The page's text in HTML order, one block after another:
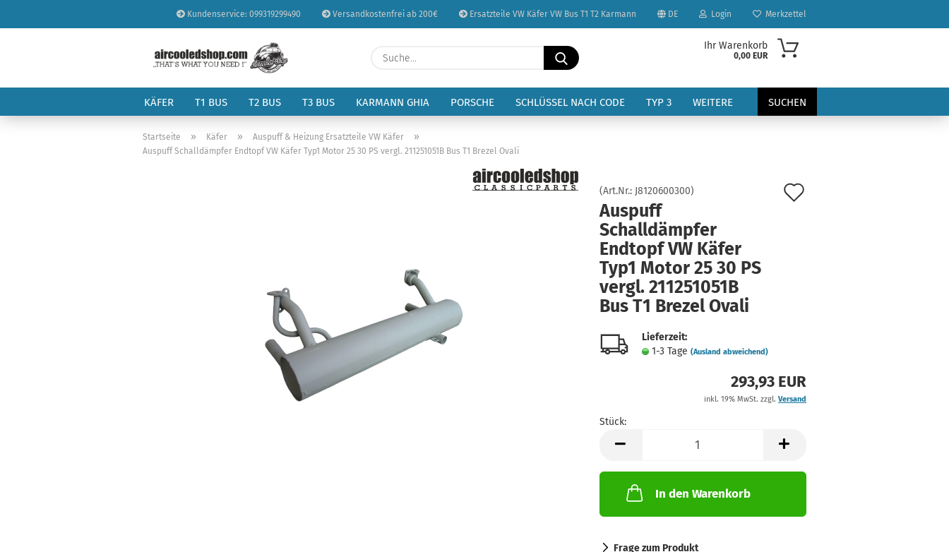
Kundenservice: 099319299490 Versandkostenfrei ab 200€ Ersatzteile VW Käfer VW Bus T1 T2 Karmann DE
Sprache auswählen
Lieferland
Login
Konto erstellen
Passwort vergessen?
Merkzettel
Suche...
Ihr Warenkorb
0,00 EUR
KÄFER T1 BUS T2 BUS T3 BUS KARMANN GHIA PORSCHE SCHLÜSSEL NACH CODE TYP 3 SUCHEN
WEITERE
Startseite » Käfer » Auspuff & Heizung Ersatzteile VW Käfer »
Auspuff Schalldämpfer Endtopf VW Käfer Typ1 Motor 25 30 PS vergl. 211251051B Bus T1 Brezel Ovali
(Art.Nr.: J8120600300)
Auspuff
Schalldämpfer
Endtopf VW Käfer
Typ1 Motor 25 30 PS
vergl. 211251051B
Bus T1 Brezel Ovali
Lieferzeit:
1-3 Tage (Ausland abweichend)
293,93 EUR
inkl. 19% MwSt. zzgl. Versand
Stück:
Stück
In den Warenkorb
Frage zum Produkt